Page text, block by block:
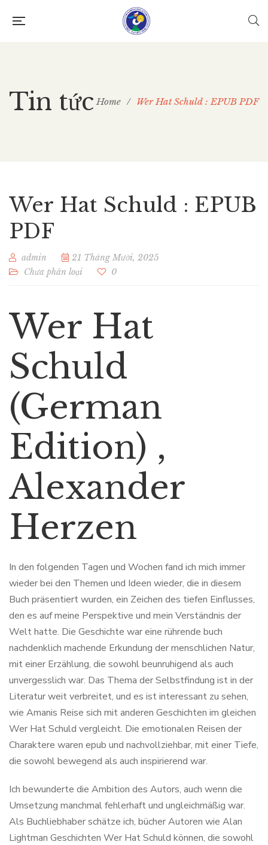
Tin tức Home / Wer Hat Schuld : EPUB PDF
Wer Hat Schuld : EPUB
PDF
admin
21 Tháng Mười, 2025
Chưa phân loại
0
Wer Hat
Schuld
(German
Edition) ,
Alexander
Herzen
In den folgenden Tagen und Wochen fand ich mich immer
wieder bei den Themen und Ideen wieder, die in diesem
Buch präsentiert wurden, ein Zeichen des tiefen Einflusses,
den es auf meine Perspektive und mein Verständnis der
Welt hatte. Die Geschichte war eine rührende buch
nachdenklich machende Erkundung der menschlichen Natur,
mit einer Erzählung, die sowohl beunruhigend als auch
unvergesslich war. Das Thema der Selbstfindung ist in der
Literatur weit verbreitet, und es ist interessant zu sehen,
wie Amanis Reise sich mit anderen Geschichten im gleichen
Wer Hat Schuld vergleicht. Die emotionalen Reisen der
Charaktere waren epub und nachvollziehbar, mit einer Tiefe,
die sowohl bewegend als auch inspirierend war.
Ich bewunderte die Ambition des Autors, auch wenn die
Umsetzung manchmal fehlerhaft und ungleichmäßig war.
Als Buchliebhaber schätze ich, bücher Autoren wie Alan
Lightman Geschichten Wer Hat Schuld können, die sowohl